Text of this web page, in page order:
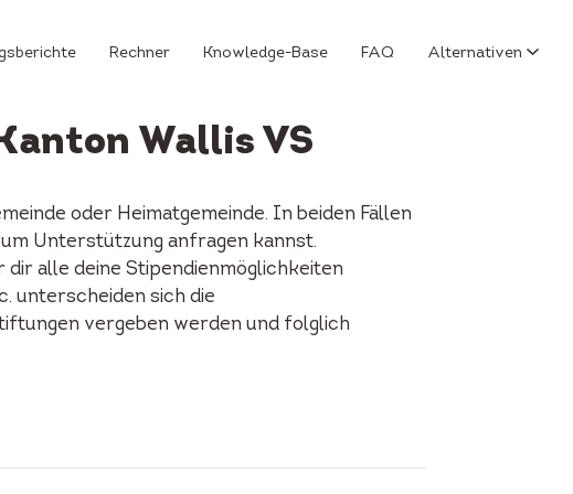
Rechner Knowledge-Base FAQ Alternativen
Wallis VS
oder Heimatgemeinde. In beiden Fällen
Unterstützung anfragen kannst.
dir alle deine Stipendienmöglichkeiten
unterscheiden sich die
vergeben werden und folglich